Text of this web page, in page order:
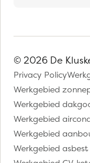
© 2026 De
Privacy Policy
Werkgebied
Werkgebied
Werkgebied
Werkgebied
Werkgebied